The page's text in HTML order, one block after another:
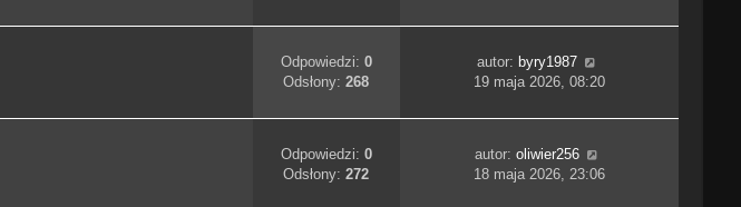
Odpowiedzi: 0
Odsłony:268
autor: byry1987
19 maja 2026, 08:20
Odpowiedzi: 0
Odsłony:272
autor: oliwier256
18 maja 2026, 23:06